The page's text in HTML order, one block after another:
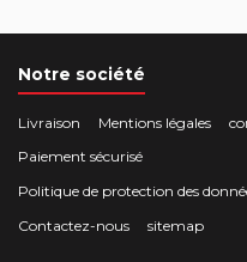
Notre société
Livraison Mentions légales
Paiement sécurisé
Politique de protection des
Contactez-nous
sitemap